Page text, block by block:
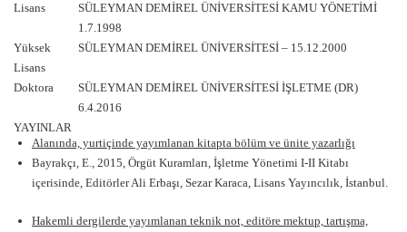
Lisans
SÜLEYMAN DEMİREL ÜNİVERSİTESİ KAMU YÖNETİMİ
1.7.1998
Yüksek
Lisans
SÜLEYMAN DEMİREL ÜNİVERSİTESİ – 15.12.2000
Doktora
SÜLEYMAN DEMİREL ÜNİVERSİTESİ İŞLETME (DR)
6.4.2016
YAYINLAR
Alanında, yurtiçinde yayımlanan kitapta bölüm ve ünite yazarlığı
Bayrakçı, E., 2015, Örgüt Kuramları, İşletme Yönetimi I-II Kitabı
içerisinde, Editörler Ali Erbaşı, Sezar Karaca, Lisans Yayıncılık, İstanbul.
Hakemli dergilerde yayımlanan teknik not, editöre mektup, tartışma,